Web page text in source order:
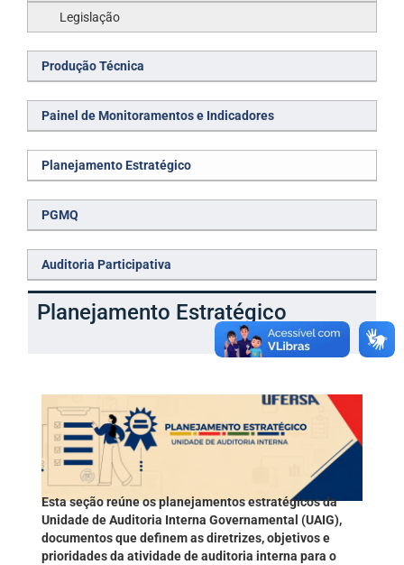
Legislação
Produção Técnica
Painel de Monitoramentos e Indicadores
Planejamento Estratégico
PGMQ
Auditoria Participativa
Planejamento Estratégico
Esta seção reúne os planejamentos estratégicos da
Unidade de Auditoria Interna Governamental (UAIG),
documentos que definem as diretrizes, objetivos e
prioridades da atividade de auditoria interna para o